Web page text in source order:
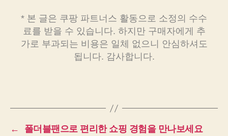
* 본 글은 쿠팡 파트너스 활동으로 소정의 수수
료를 받을 수 있습니다. 하지만 구매자에게 추
가로 부과되는 비용은 일체 없으니 안심하셔도
됩니다. 감사합니다.
←
폴더블팬으로 편리한 쇼핑 경험을 만나보세요